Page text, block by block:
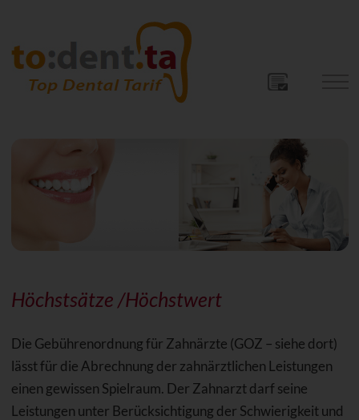
Höchstsätze /Höchstwert
Die Gebührenordnung für Zahnärzte (GOZ – siehe dort)
lässt für die Abrechnung der zahnärztlichen Leistungen
einen gewissen Spielraum. Der Zahnarzt darf seine
Leistungen unter Berücksichtigung der Schwierigkeit und